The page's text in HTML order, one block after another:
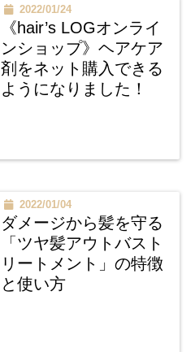
2022/01/24
《hair’s LOGオンライ
ンショップ》ヘアケア
剤をネット購入できる
ようになりました！
2022/01/04
ダメージから髪を守る
「ツヤ髪アウトバスト
リートメント」の特徴
と使い方